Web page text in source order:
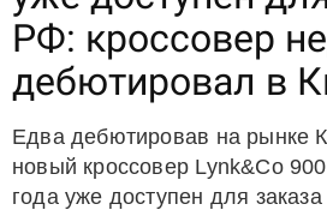
РФ: кроссовер
дебютировал в
Едва дебютировав на рынке
новый кроссовер Lynk&Co
года уже доступен для